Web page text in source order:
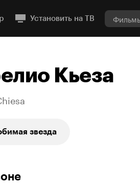
Установить на ТВ
Кьеза
звезда